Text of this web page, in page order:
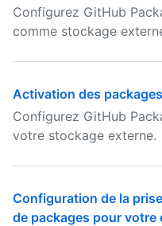
Configurez GitHub
comme stockage
Activation des
Configurez GitHub
votre stockage externe.
Configuration de la
de packages pour votre